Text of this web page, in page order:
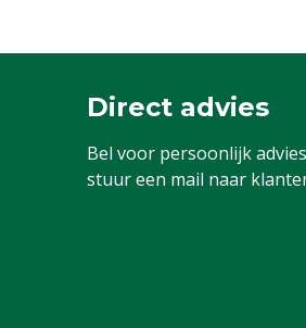
Direct advies
Bel voor persoonlijk
stuur een mail naar